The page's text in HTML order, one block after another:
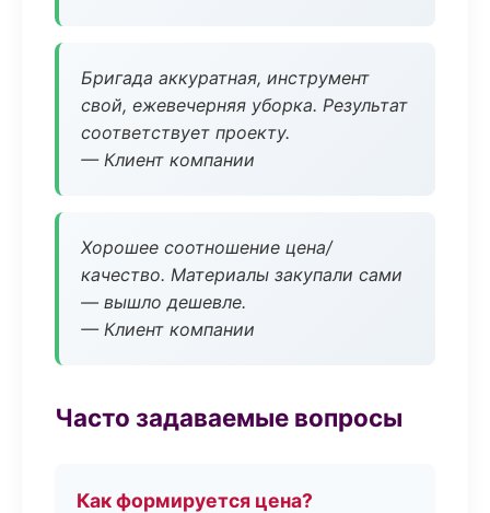
Бригада аккуратная, инструмент
свой, ежевечерняя уборка. Результат
соответствует проекту.
— Клиент компании
Хорошее соотношение цена/
качество. Материалы закупали сами
— вышло дешевле.
— Клиент компании
Часто задаваемые вопросы
Как формируется цена?